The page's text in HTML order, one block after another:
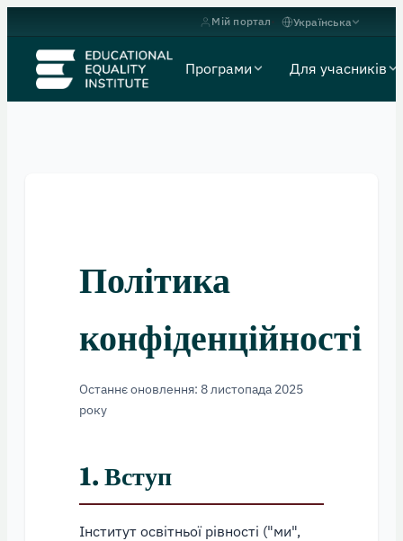
Мій портал Українська
Програми Для учасників
Політика
конфіденційності
Останнє оновлення: 8 листопада 2025
року
1. Вступ
Інститут освітньої рівності ("ми",